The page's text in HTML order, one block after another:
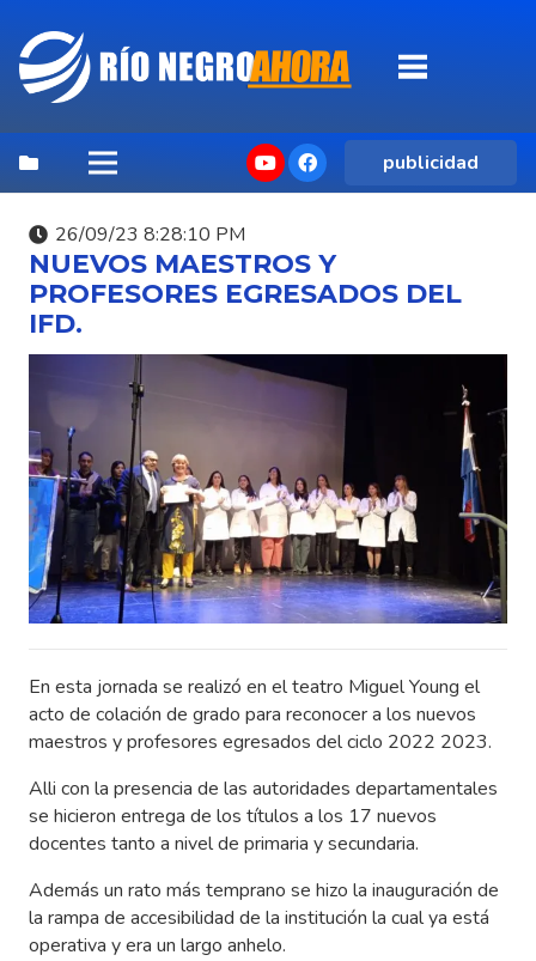
publicidad
26/09/23 8:28:10 PM
NUEVOS MAESTROS Y
PROFESORES EGRESADOS DEL
IFD.
En esta jornada se realizó en el teatro Miguel Young el
acto de colación de grado para reconocer a los nuevos
maestros y profesores egresados del ciclo 2022 2023.
Alli con la presencia de las autoridades departamentales
se hicieron entrega de los títulos a los 17 nuevos
docentes tanto a nivel de primaria y secundaria.
Además un rato más temprano se hizo la inauguración de
la rampa de accesibilidad de la institución la cual ya está
operativa y era un largo anhelo.